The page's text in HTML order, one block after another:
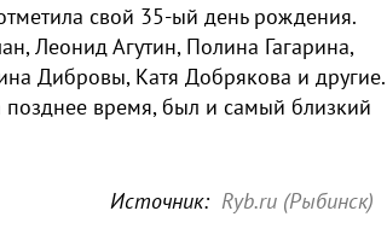
свой 35-ый день рождения.
Леонид Агутин, Полина Гагарина,
Дибровы, Катя Добрякова и другие.
время, был и самый близкий
Источник: Ryb.ru (Рыбинск)